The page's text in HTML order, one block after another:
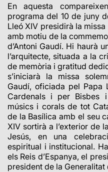
En aquesta
programa del 10 de juny
Lleó XIV presidirà la
amb motiu de la
d’Antoni Gaudí. Hi haurà
l’arquitecte, situada a la
de memòria i gratitud
s’iniciarà la missa
Gaudí, oficiada pel Papa
Cardenals i per Bisbes
músics i corals de tot
de la Basílica amb el seu
XIV sortirà a l’exterior de
Jesús, en una
espiritual i institucional.
els Reis d’Espanya, el
president de la Generalitat